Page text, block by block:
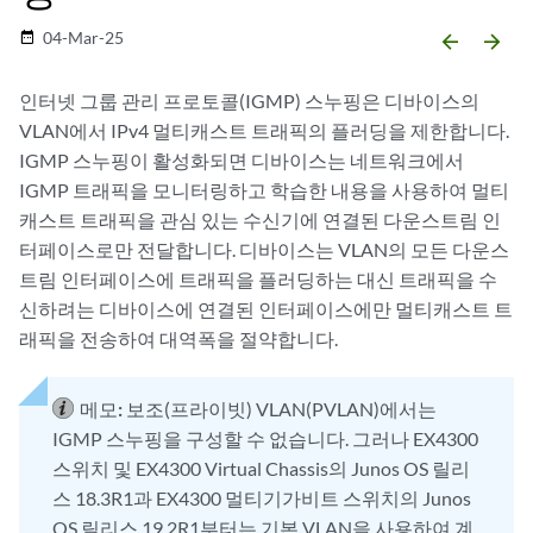
date_range 04-Mar-25 arrow_backward arrow_forward
인터넷 그룹 관리 프로토콜(IGMP) 스누핑은 디바이스의
VLAN에서 IPv4 멀티캐스트 트래픽의 플러딩을 제한합니다.
IGMP 스누핑이 활성화되면 디바이스는 네트워크에서
IGMP 트래픽을 모니터링하고 학습한 내용을 사용하여 멀티
캐스트 트래픽을 관심 있는 수신기에 연결된 다운스트림 인
터페이스로만 전달합니다. 디바이스는 VLAN의 모든 다운스
트림 인터페이스에 트래픽을 플러딩하는 대신 트래픽을 수
신하려는 디바이스에 연결된 인터페이스에만 멀티캐스트 트
래픽을 전송하여 대역폭을 절약합니다.
메모: 보조(프라이빗) VLAN(PVLAN)에서는
IGMP 스누핑을 구성할 수 없습니다. 그러나 EX4300
스위치 및 EX4300 Virtual Chassis의 Junos OS 릴리
스 18.3R1과 EX4300 멀티기가비트 스위치의 Junos
OS 릴리스 19.2R1부터는 기본 VLAN을 사용하여 계